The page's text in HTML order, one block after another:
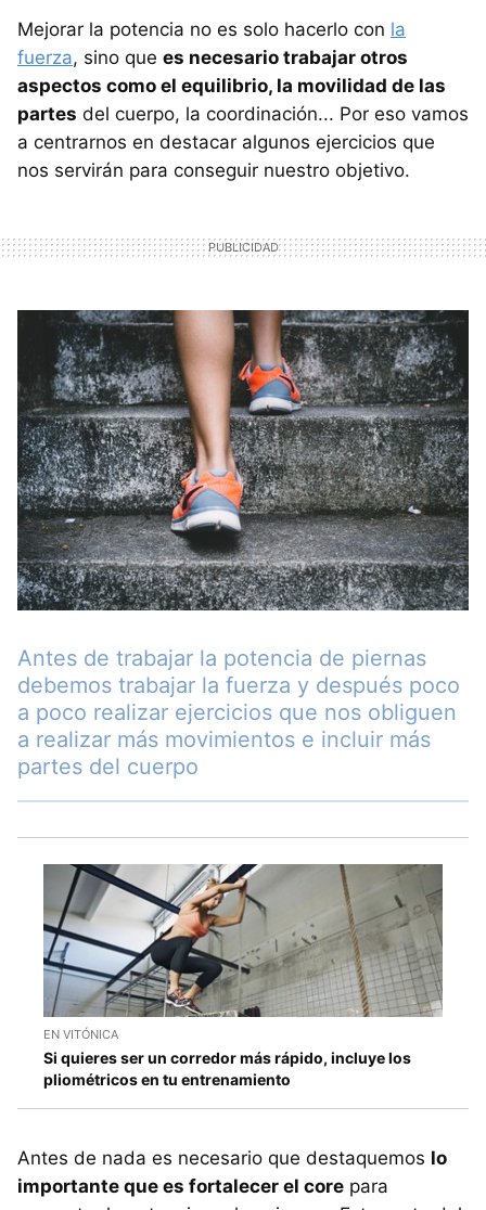
Mejorar la potencia no es solo hacerlo con la
fuerza, sino que es necesario trabajar otros
aspectos como el equilibrio, la movilidad de las
partes del cuerpo, la coordinación... Por eso vamos
a centrarnos en destacar algunos ejercicios que
nos servirán para conseguir nuestro objetivo.
Antes de trabajar la potencia de piernas
debemos trabajar la fuerza y después poco
a poco realizar ejercicios que nos obliguen
a realizar más movimientos e incluir más
partes del cuerpo
EN VITÓNICA
Si quieres ser un corredor más rápido, incluye los
pliométricos en tu entrenamiento
Antes de nada es necesario que destaquemos lo
importante que es fortalecer el core para